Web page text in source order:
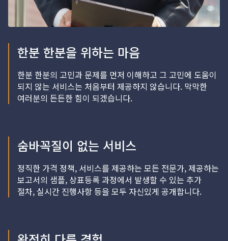
한분 한분을 위하는 마음
한분 한분의 고민과 문제를 먼저 이해하고 그 고민에 도움이
되지 않는 서비스는 처음부터 제공하지 않습니다. 막막한
여러분의 든든한 힘이 되겠습니다.
숨바꼭질이 없는 서비스
정직한 가격 정책, 서비스를 제공하는 모든 전문가, 제공하는
보고서의 샘플, 상표등록 과정에서 발생할 수 있는 추가
절차, 실시간 진행사항 등을 모두 자신있게 공개합니다.